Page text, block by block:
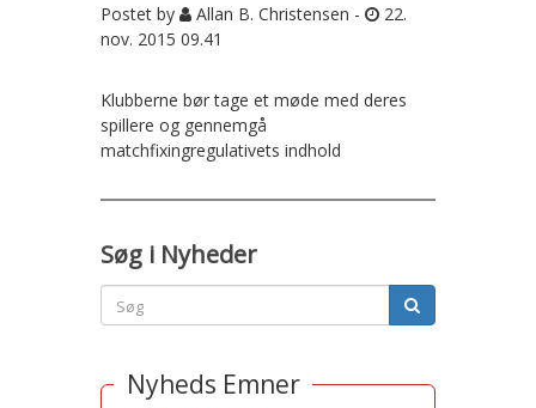
Postet by Allan B. Christensen -
22.
nov. 2015 09.41
Klubberne bør tage et møde med deres
spillere og gennemgå
matchfixingregulativets indhold
Søg i Nyheder
Nyheds Emner